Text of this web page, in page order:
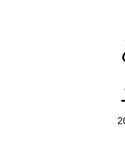
とちぎびぃなす
とちぎ農業女子